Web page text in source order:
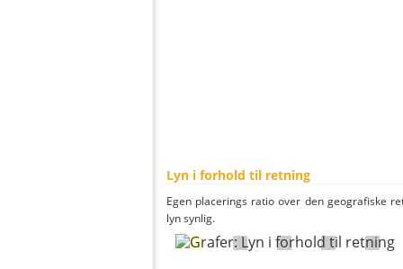
Lyn i forhold til retning
Egen placerings ratio over den geografiske
lyn synlig.